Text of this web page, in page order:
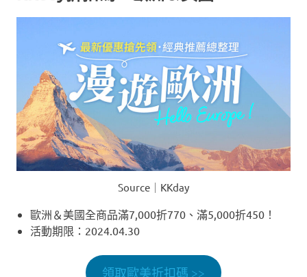
Source｜KKday
歐洲＆美國全商品滿7,000折770、滿5,000折450！
活動期限：2024.04.30
領取歐美折扣碼 >>